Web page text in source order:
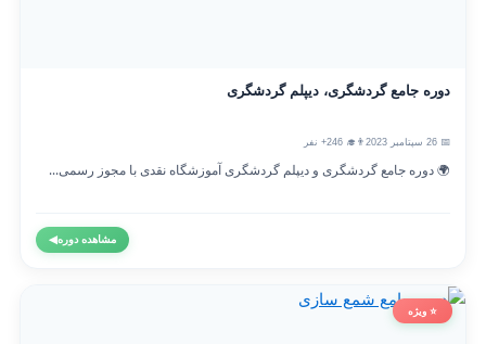
دوره جامع گردشگری، دیپلم گردشگری
👨‍🎓 246+ نفر
🌍 دوره جامع گردشگری و دیپلم گردشگری آموزشگاه نقدی با مجوز رسمی...
مشاهده دوره◀
⭐ ویژه